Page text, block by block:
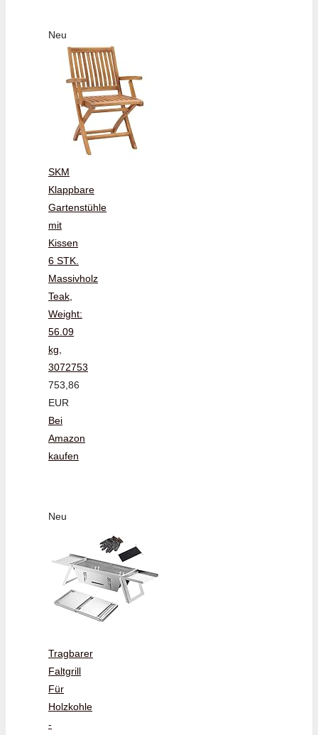
Neu
SKM
Klappbare
Gartenstühle
mit
Kissen
6 STK.
Massivholz
Teak,
Weight:
56.09
kg,
3072753
753,86
EUR
Bei
Amazon
kaufen
Neu
Tragbarer
Faltgrill
Für
Holzkohle
-